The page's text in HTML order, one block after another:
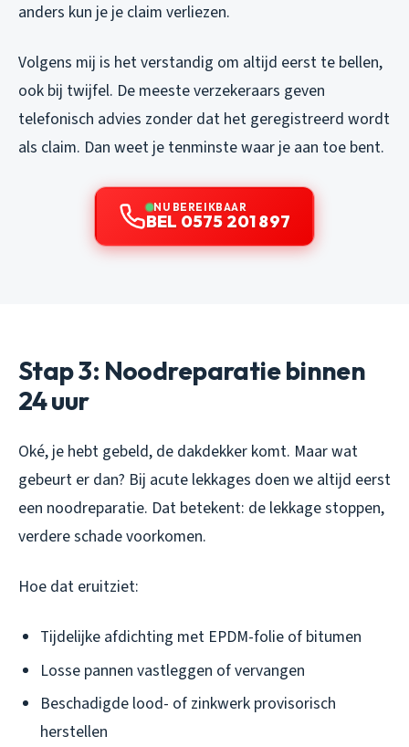
anders kun je je claim verliezen.
Volgens mij is het verstandig om altijd eerst te bellen,
ook bij twijfel. De meeste verzekeraars geven
telefonisch advies zonder dat het geregistreerd wordt
als claim. Dan weet je tenminste waar je aan toe bent.
NU BEREIKBAAR
BEL 0575 201 897
Stap 3: Noodreparatie binnen
24 uur
Oké, je hebt gebeld, de dakdekker komt. Maar wat
gebeurt er dan? Bij acute lekkages doen we altijd eerst
een noodreparatie. Dat betekent: de lekkage stoppen,
verdere schade voorkomen.
Hoe dat eruitziet:
Tijdelijke afdichting met EPDM-folie of bitumen
Losse pannen vastleggen of vervangen
Beschadigde lood- of zinkwerk provisorisch
herstellen